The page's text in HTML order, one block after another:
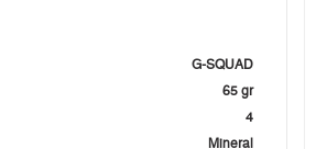
G-SQUAD
65 gr
4
Mineral